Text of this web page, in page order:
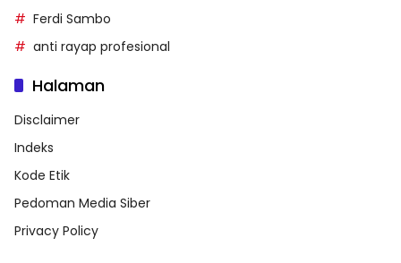
Ferdi Sambo
anti rayap profesional
Halaman
Disclaimer
Indeks
Kode Etik
Pedoman Media Siber
Privacy Policy